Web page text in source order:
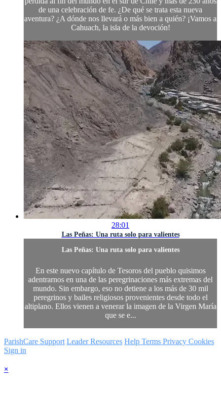
de una celebración de fe. ¿De qué se trata esta nueva
aventura? ¿A dónde nos llevará o más bien a quién? ¡Vamos a
Cahuach, la isla de la devoción!
28:01
Las Peñas: Una ruta solo para valientes
Las Peñas: Una ruta solo para valientes
En este nuevo capítulo de Tesoros del pueblo quisimos
adentrarnos en una de las peregrinaciones más extremas del
mundo. Sin embargo, eso no detiene a los más de 30 mil
peregrinos y bailes religiosos provenientes desde todo el
altiplano. Ellos vienen a venerar la imagen de la Virgen María
que se e...
ParishCare Support Leader Resources Help Terms Privacy Cookies
Sign in
×